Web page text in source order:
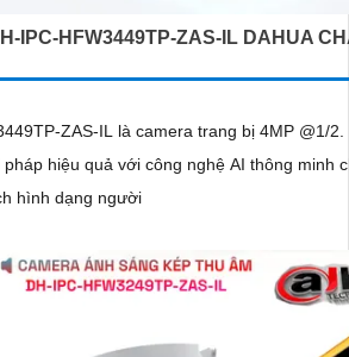
IPC-HFW3449TP-ZAS-IL DAHUA
ZAS-IL là camera trang bị 4MP @1/2.
hiệu quả với công nghệ AI thông minh
hình dạng người